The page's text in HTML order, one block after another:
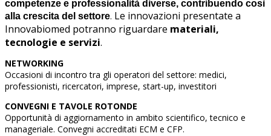
competenze e professionalità diverse, contribuendo così
alla crescita del settore. Le innovazioni presentate a
Innovabiomed potranno riguardare materiali,
tecnologie e servizi.
NETWORKING
Occasioni di incontro tra gli operatori del settore: medici,
professionisti, ricercatori, imprese, start-up, investitori
CONVEGNI E TAVOLE ROTONDE
Opportunità di aggiornamento in ambito scientifico, tecnico e
manageriale. Convegni accreditati ECM e CFP.